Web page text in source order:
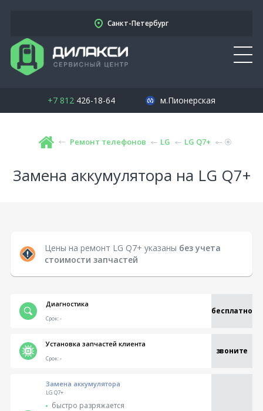
Санкт-Петербург
+7 812426-18-64 м.Пионерская
Ремонт телефонов LG LG Q7+
Замена аккумулятора на LG Q7+
Цены на ремонт LG Q7+ указаны без учета
стоимости запчастей
Диагностика
бесплатно
Срок:-
Установка запчастей клиента
звоните
Срок:-
Замена аккумулятора
LG Q7+
быстро разряжается